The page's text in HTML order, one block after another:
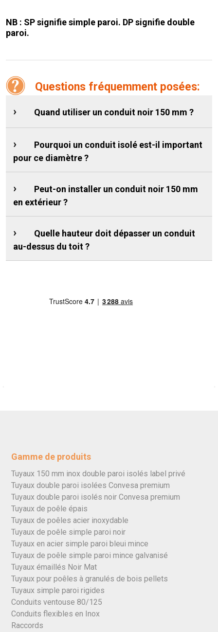
NB : SP signifie simple paroi. DP signifie double
paroi.
Questions fréquemment posées:
Quand utiliser un conduit noir 150 mm ?
Pourquoi un conduit isolé est-il important
pour ce diamètre ?
Peut-on installer un conduit noir 150 mm
en extérieur ?
Quelle hauteur doit dépasser un conduit
au-dessus du toit ?
Gamme de produits
Tuyaux 150 mm inox double paroi isolés label privé
Tuyaux double paroi isolées Convesa premium
Tuyaux double paroi isolés noir Convesa premium
Tuyaux de poêle épais
Tuyaux de poêles acier inoxydable
Tuyaux de poêle simple paroi noir
Tuyaux en acier simple paroi bleui mince
Tuyaux de poêle simple paroi mince galvanisé
Tuyaux émaillés Noir Mat
Tuyaux pour poêles à granulés de bois pellets
Tuyaux simple paroi rigides
Conduits ventouse 80/125
Conduits flexibles en Inox
Raccords